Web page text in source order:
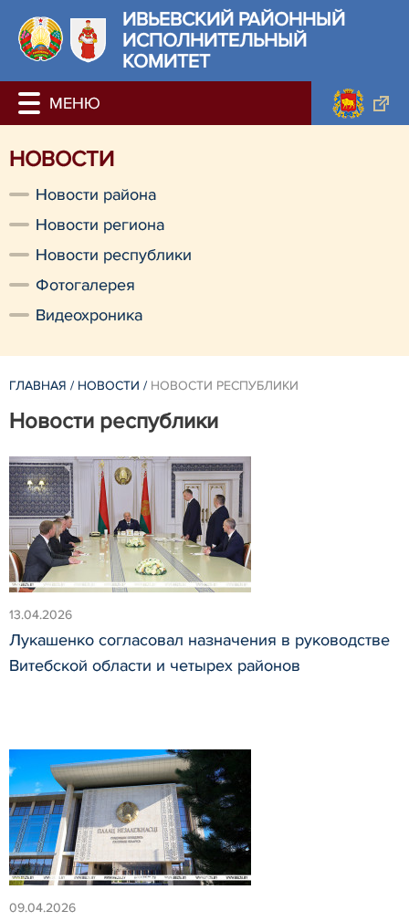
ИВЬЕВСКИЙ РАЙОННЫЙ
ИСПОЛНИТЕЛЬНЫЙ
КОМИТЕТ
НОВОСТИ
Новости района
Новости региона
Новости республики
Фотогалерея
Видеохроника
ГЛАВНАЯ / НОВОСТИ / НОВОСТИ РЕСПУБЛИКИ
Новости республики
13.04.2026
Лукашенко согласовал назначения в руководстве
Витебской области и четырех районов
09.04.2026